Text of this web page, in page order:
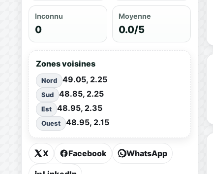
Inconnu
0
Moyenne
0.0/5
Zones voisines
Nord 49.05, 2.25
Sud 48.85, 2.25
Est 48.95, 2.35
Ouest 48.95, 2.15
X Facebook WhatsApp